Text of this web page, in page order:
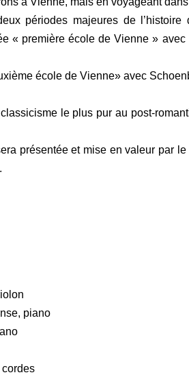
périodes majeures de
« première école de Vienne »
école de Vienne» avec
le plus pur au post-
présentéeet mise en valeur par
piano